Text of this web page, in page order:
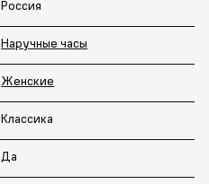
Россия
Наручные часы
Женские
Классика
Да